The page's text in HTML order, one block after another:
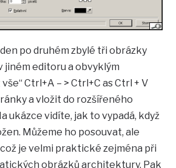
po druhém zbylé tři obrázky
editoru a obvyklým
Ctrl+A – > Ctrl+C as Ctrl + V
a vložit do rozšířeného
ukázce vidíte, jak to vypadá, když
Můžeme ho posouvat, ale
je velmi praktické zejména při
obrázků architektury. Pak